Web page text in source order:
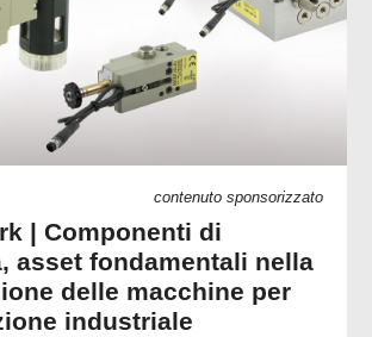
contenuto sponsorizzato
| Componenti di
asset fondamentali nella
delle macchine per
industriale